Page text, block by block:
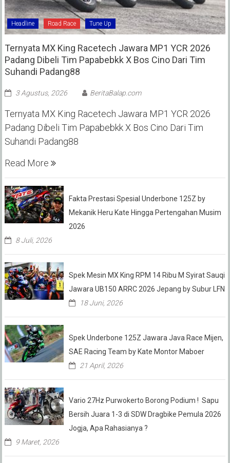
Headline Road Race Tune Up
Ternyata MX King Racetech Jawara MP1 YCR 2026
Padang Dibeli Tim Papabebkk X Bos Cino Dari Tim
Suhandi Padang88
3 Agustus, 2026 BeritaBalap.com
Ternyata MX King Racetech Jawara MP1 YCR 2026
Padang Dibeli Tim Papabebkk X Bos Cino Dari Tim
Suhandi Padang88
Read More
Fakta Prestasi Spesial Underbone 125Z by
Mekanik Heru Kate Hingga Pertengahan Musim
2026
8 Juli, 2026
Spek Mesin MX King RPM 14 Ribu M Syirat Sauqi
Jawara UB150 ARRC 2026 Jepang by Subur LFN
18 Juni, 2026
Spek Underbone 125Z Jawara Java Race Mijen,
SAE Racing Team by Kate Montor Maboer
21 April, 2026
Vario 27Hz Purwokerto Borong Podium ! Sapu
Bersih Juara 1-3 di SDW Dragbike Pemula 2026
Jogja, Apa Rahasianya ?
9 Maret, 2026